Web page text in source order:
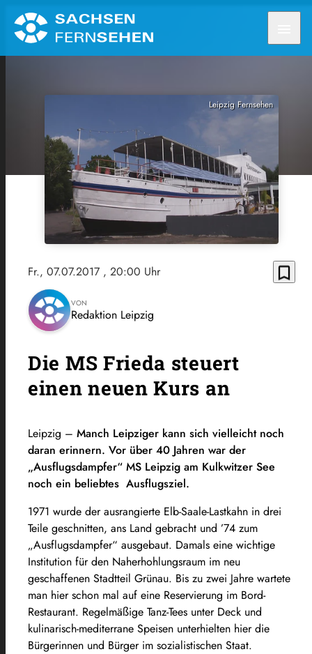
Leipzig Fernsehen
Fr., 07.07.2017 , 20:00 Uhr bookmark_border
VON
Redaktion Leipzig
Die MS Frieda steuert
einen neuen Kurs an
Leipzig – Manch Leipziger kann sich vielleicht noch
daran erinnern. Vor über 40 Jahren war der
„Ausflugsdampfer“ MS Leipzig am Kulkwitzer See
noch ein beliebtes Ausflugsziel.
1971 wurde der ausrangierte Elb-Saale-Lastkahn in drei
Teile geschnitten, ans Land gebracht und ’74 zum
„Ausflugsdampfer“ ausgebaut. Damals eine wichtige
Institution für den Naherhohlungsraum im neu
geschaffenen Stadtteil Grünau. Bis zu zwei Jahre wartete
man hier schon mal auf eine Reservierung im Bord-
Restaurant. Regelmäßige Tanz-Tees unter Deck und
kulinarisch-mediterrane Speisen unterhielten hier die
Bürgerinnen und Bürger im sozialistischen Staat.